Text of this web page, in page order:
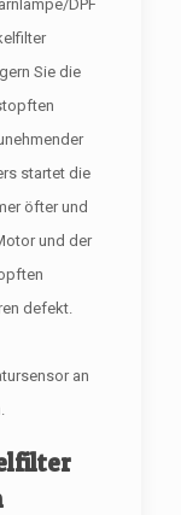
DPF
Sie die
startet die
öfter und
und der
defekt.
an